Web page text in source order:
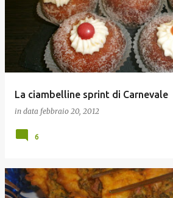
La ciambelline sprint di Carnevale
in data febbraio 20, 2012
6